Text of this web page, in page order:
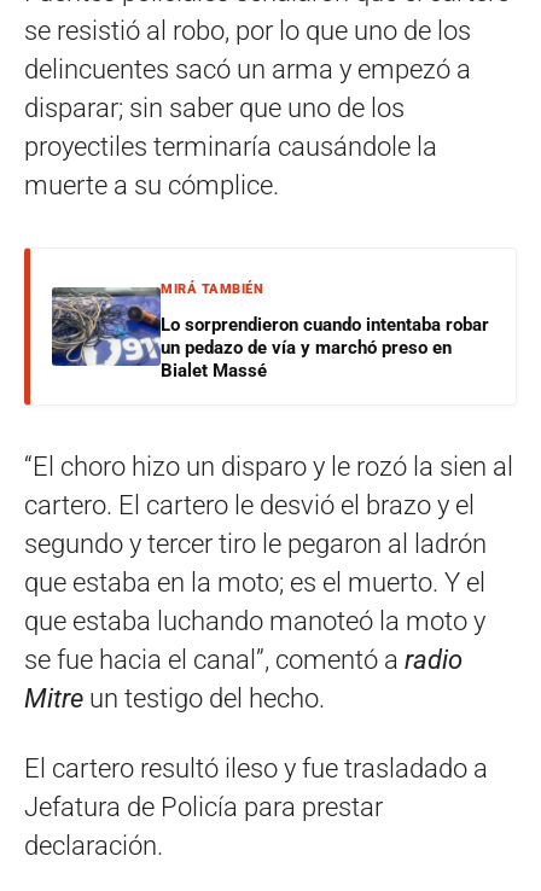
se resistió al robo, por lo que uno de los
delincuentes sacó un arma y empezó a
disparar; sin saber que uno de los
proyectiles terminaría causándole la
muerte a su cómplice.
MIRÁ TAMBIÉN
Lo sorprendieron cuando intentaba robar
un pedazo de vía y marchó preso en
Bialet Massé
“El choro hizo un disparo y le rozó la sien al
cartero. El cartero le desvió el brazo y el
segundo y tercer tiro le pegaron al ladrón
que estaba en la moto; es el muerto. Y el
que estaba luchando manoteó la moto y
se fue hacia el canal”, comentó a radio
Mitre un testigo del hecho.
El cartero resultó ileso y fue trasladado a
Jefatura de Policía para prestar
declaración.